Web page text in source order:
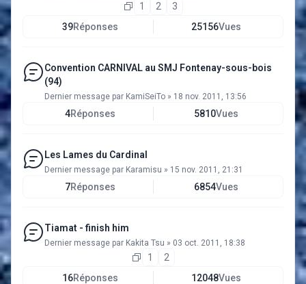
1 2
3
39Réponses 25156Vues
Convention CARNIVAL au SMJ Fontenay-sous-bois
(94)
Dernier message par KamiSeiTo » 18 nov. 2011, 13:56
4Réponses 5810Vues
Les Lames du Cardinal
Dernier message par Karamisu » 15 nov. 2011, 21:31
7Réponses 6854Vues
Tiamat - finish him
Dernier message par Kakita Tsu » 03 oct. 2011, 18:38
1
2
16Réponses 12048Vues